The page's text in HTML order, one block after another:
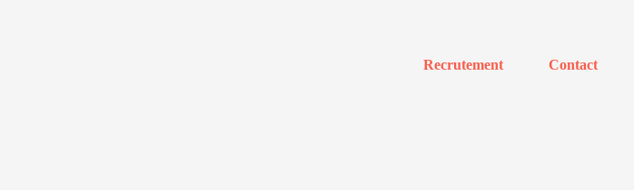
Recrutement Contact